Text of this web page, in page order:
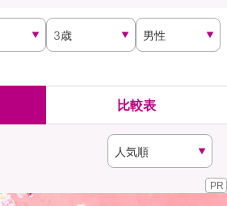
ペーン一覧
グループ従業員さま向け
資料請求 訪問相談
比較表
PR